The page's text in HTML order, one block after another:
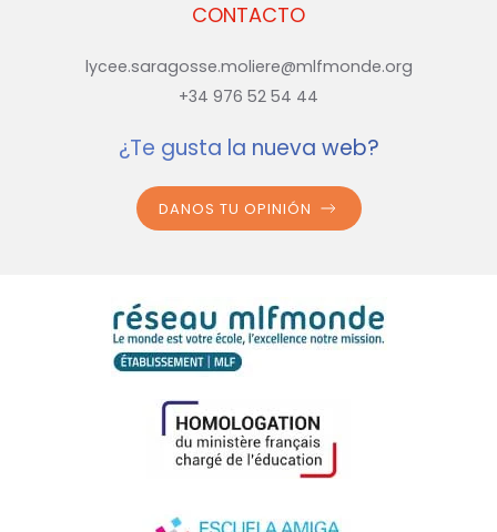
CONTACTO
lycee.saragosse.moliere@mlfmonde.org
+34 976 52 54 44
¿Te gusta la nueva web?
DANOS TU OPINIÓN